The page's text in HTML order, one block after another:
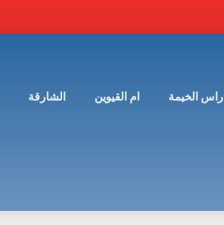
راس الخيمة ام القيوين الشارقة